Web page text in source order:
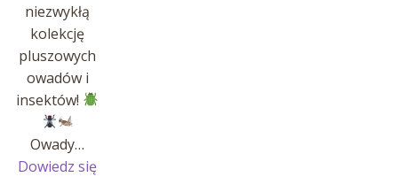
niezwykłą
kolekcję
pluszowych
owadów i
insektów!
Owady…
Dowiedz się